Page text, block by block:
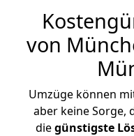
von
Umzüge können
aber keine Sorge,
diegünstigste